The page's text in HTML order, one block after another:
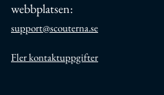
webbplatsen:
support@scouterna.se
Fler kontaktuppgifter